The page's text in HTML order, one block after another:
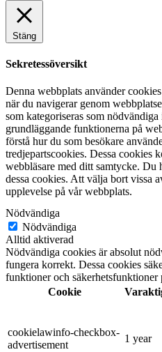
Stäng
Sekretessöversikt
Denna webbplats använder
när du navigerar genom
som kategoriseras som
grundläggande funktionerna på
förstå hur du som besökare
tredjepartscookies. Dessa cookies
webbläsare med ditt samtycke.
dessa cookies. Att välja bort vissa
upplevelse på vår webbplats.
Nödvändiga
Nödvändiga
Alltid aktiverad
Nödvändiga cookies är absolut
fungera korrekt. Dessa cookies
funktioner och säkerhetsfunktioner
Cookie
cookielawinfo-checkbox-
advertisement
1 year